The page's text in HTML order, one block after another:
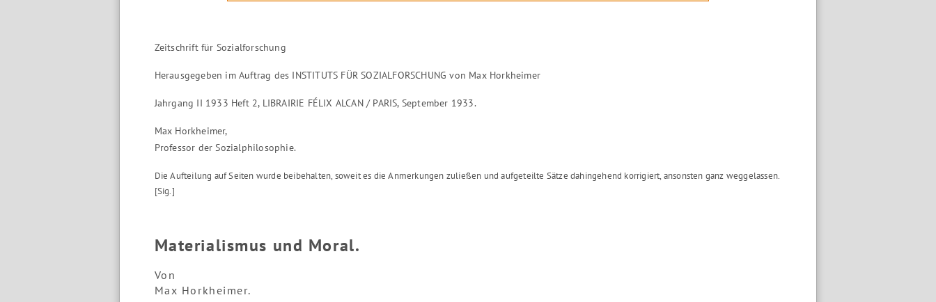
Zeitschrift für Sozialforschung
Herausgegeben im Auftrag des INSTITUTS FÜR SOZIALFORSCHUNG von Max Horkheimer
Jahrgang II 1933 Heft 2, LIBRAIRIE FÉLIX ALCAN / PARIS, September 1933.
Max Horkheimer,
Professor der Sozialphilosophie.
Die Aufteilung auf Seiten wurde beibehalten, soweit es die Anmerkungen zuließen und aufgeteilte Sätze dahingehend korrigiert, ansonsten ganz weggelassen.
[Sig.]
Materialismus und Moral.
Von
Max Horkheimer.